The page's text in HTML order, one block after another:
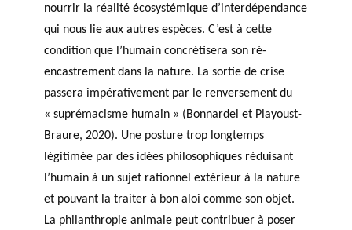
nourrir la réalité écosystémique d’interdépendance
qui nous lie aux autres espèces. C’est à cette
condition que l’humain concrétisera son ré-
encastrement dans la nature. La sortie de crise
passera impérativement par le renversement du
« suprémacisme humain » (Bonnardel et Playoust-
Braure, 2020). Une posture trop longtemps
légitimée par des idées philosophiques réduisant
l’humain à un sujet rationnel extérieur à la nature
et pouvant la traiter à bon aloi comme son objet.
La philanthropie animale peut contribuer à poser